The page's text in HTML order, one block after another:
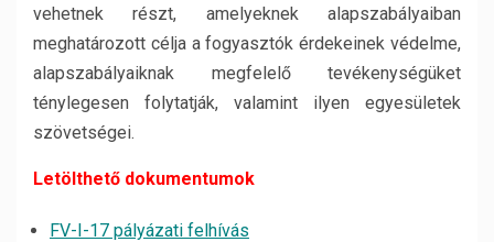
vehetnek részt, amelyeknek alapszabályaiban
meghatározott célja a fogyasztók érdekeinek védelme,
alapszabályaiknak megfelelő tevékenységüket
ténylegesen folytatják, valamint ilyen egyesületek
szövetségei.
Letölthető dokumentumok
FV-I-17 pályázati felhívás